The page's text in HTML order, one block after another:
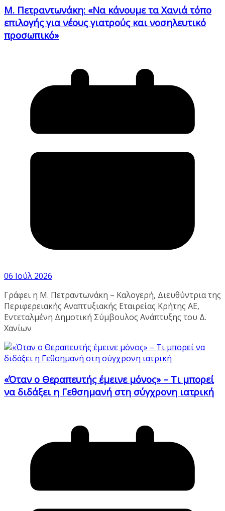
Μ. Πετραντωνάκη: «Να κάνουμε τα Χανιά τόπο
επιλογής για νέους γιατρούς και νοσηλευτικό
προσωπικό»
06 Ιούλ 2026
Γράφει η Μ. Πετραντωνάκη – Καλογερή, Διευθύντρια της
Περιφερειακής Αναπτυξιακής Εταιρείας Κρήτης ΑΕ,
Εντεταλμένη Δημοτική Σύμβουλος Ανάπτυξης του Δ.
Χανίων
«Όταν ο Θεραπευτής έμεινε μόνος» – Τι μπορεί
να διδάξει η Γεθσημανή στη σύγχρονη ιατρική